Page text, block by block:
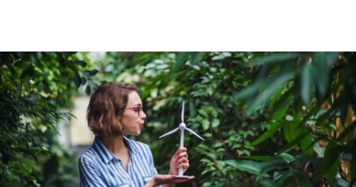
Sustainability_Report_Survey_woman